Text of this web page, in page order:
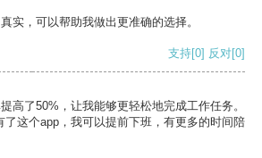
实，可以帮助我做出更准确的选择。
支持[0] 反对[0]
高了50%，让我能够更轻松地完成工作任务。
了这个app，我可以提前下班，有更多的时间陪